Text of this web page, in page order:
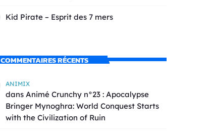
Kid Pirate – Esprit des 7 mers
COMMENTAIRES RÉCENTS
ANIMIX
dans Animé Crunchy n°23 : Apocalypse
Bringer Mynoghra: World Conquest Starts
with the Civilization of Ruin